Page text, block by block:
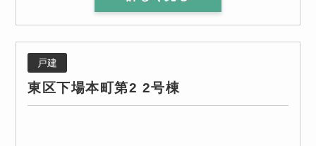
戸建
東区下場本町第2 2号棟